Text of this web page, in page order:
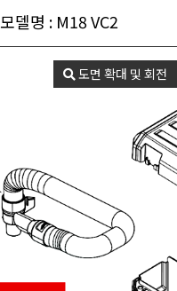
모델명 : M18 VC2
도면 확대 및 회전